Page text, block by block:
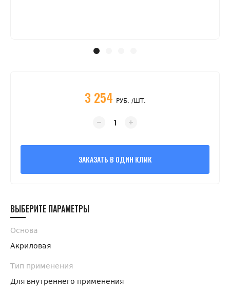
3 254 РУБ. /ШТ.
ЗАКАЗАТЬ В ОДИН КЛИК
ВЫБЕРИТЕ ПАРАМЕТРЫ
Основа
Акриловая
Тип применения
Для внутреннего применения